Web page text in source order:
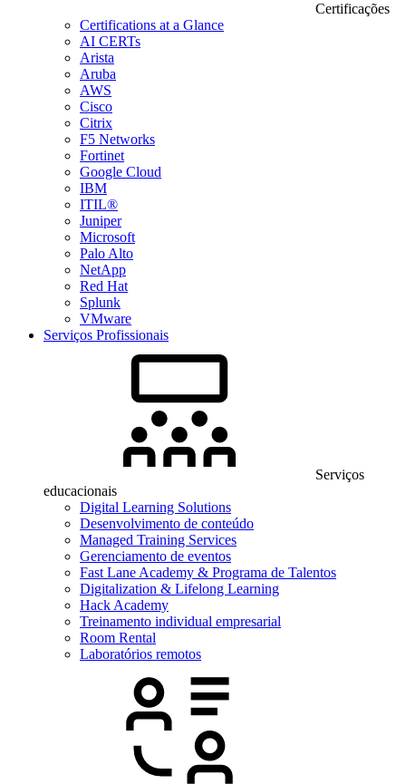
Certificações
Certifications at a Glance
AI CERTs
Arista
Aruba
AWS
Cisco
Citrix
F5 Networks
Fortinet
Google Cloud
IBM
ITIL®
Juniper
Microsoft
Palo Alto
NetApp
Red Hat
Splunk
VMware
Serviços Profissionais
Serviços
educacionais
Digital Learning Solutions
Desenvolvimento de conteúdo
Managed Training Services
Gerenciamento de eventos
Fast Lane Academy & Programa de Talentos
Digitalization & Lifelong Learning
Hack Academy
Treinamento individual empresarial
Room Rental
Laboratórios remotos